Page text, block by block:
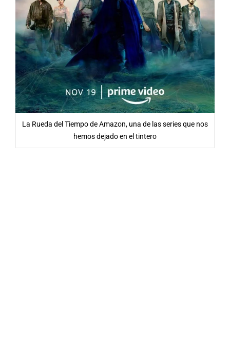
La Rueda del Tiempo de Amazon, una de las series que nos
hemos dejado en el tintero